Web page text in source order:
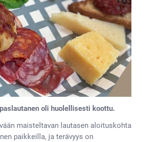
oli huolellisesti koottu.
maisteltavan lautasen aloituskohta
paikkeilla, ja terävyys on